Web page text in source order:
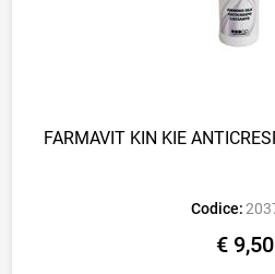
FARMAVIT KIN KIE
Codice:
€ 9,50